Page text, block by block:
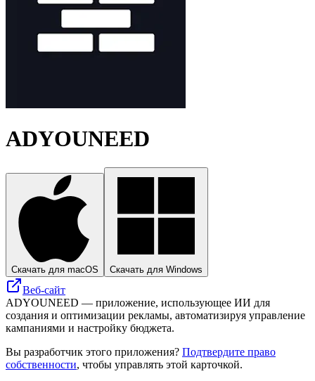
ADYOUNEED
Скачать для macOS Скачать для Windows
Веб-сайт
ADYOUNEED — приложение, использующее ИИ для
создания и оптимизации рекламы, автоматизируя управление
кампаниями и настройку бюджета.
Вы разработчик этого приложения? Подтвердите право
собственности, чтобы управлять этой карточкой.